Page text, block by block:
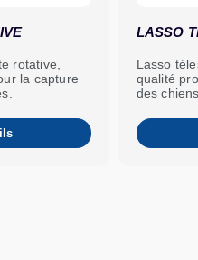
rotative,
la capture
LASSO
Lasso
qualité
des